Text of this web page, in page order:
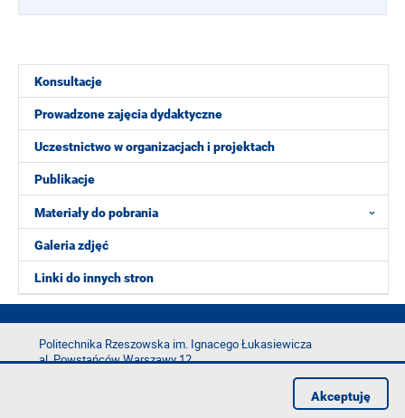
Konsultacje
Prowadzone zajęcia dydaktyczne
Uczestnictwo w organizacjach i projektach
Publikacje
Materiały do pobrania
Galeria zdjęć
Linki do innych stron
Politechnika Rzeszowska im. Ignacego Łukasiewicza
al. Powstańców Warszawy 12
Akceptuję